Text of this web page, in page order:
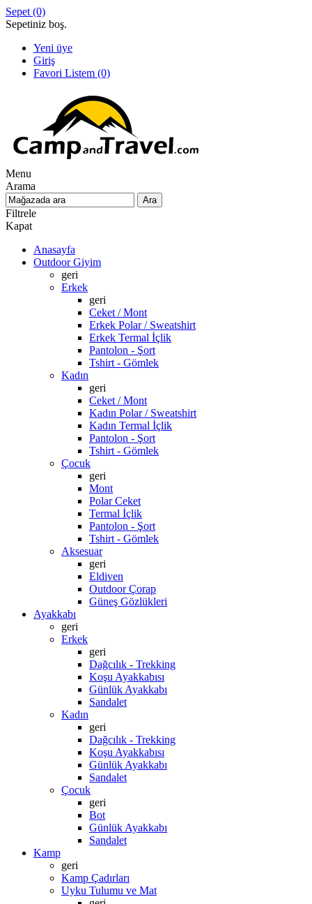
Sepet (0)
Sepetiniz boş.
Yeni üye
Giriş
Favori Listem (0)
Menu
Arama
Filtrele
Kapat
Anasayfa
Outdoor Giyim
geri
Erkek
geri
Ceket / Mont
Erkek Polar / Sweatshirt
Erkek Termal İçlik
Pantolon - Şort
Tshirt - Gömlek
Kadın
geri
Ceket / Mont
Kadın Polar / Sweatshirt
Kadın Termal İçlik
Pantolon - Şort
Tshirt - Gömlek
Çocuk
geri
Mont
Polar Ceket
Termal İçlik
Pantolon - Şort
Tshirt - Gömlek
Aksesuar
geri
Eldiven
Outdoor Çorap
Güneş Gözlükleri
Ayakkabı
geri
Erkek
geri
Dağcılık - Trekking
Koşu Ayakkabısı
Günlük Ayakkabı
Sandalet
Kadın
geri
Dağcılık - Trekking
Koşu Ayakkabısı
Günlük Ayakkabı
Sandalet
Çocuk
geri
Bot
Günlük Ayakkabı
Sandalet
Kamp
geri
Kamp Çadırları
Uyku Tulumu ve Mat